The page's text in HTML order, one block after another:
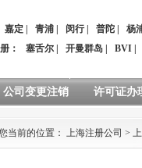
嘉定 青浦 闵行| 普陀 杨
： 塞舌尔 开曼群岛 BVI
公司变更注销 许可证办
当前的位置： 上海注册公司 >